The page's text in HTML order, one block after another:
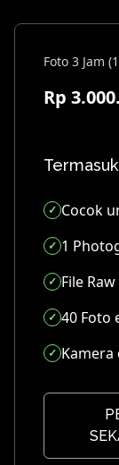
Foto 3 Jam
Rp
Cocok
1
File Raw
40 Foto